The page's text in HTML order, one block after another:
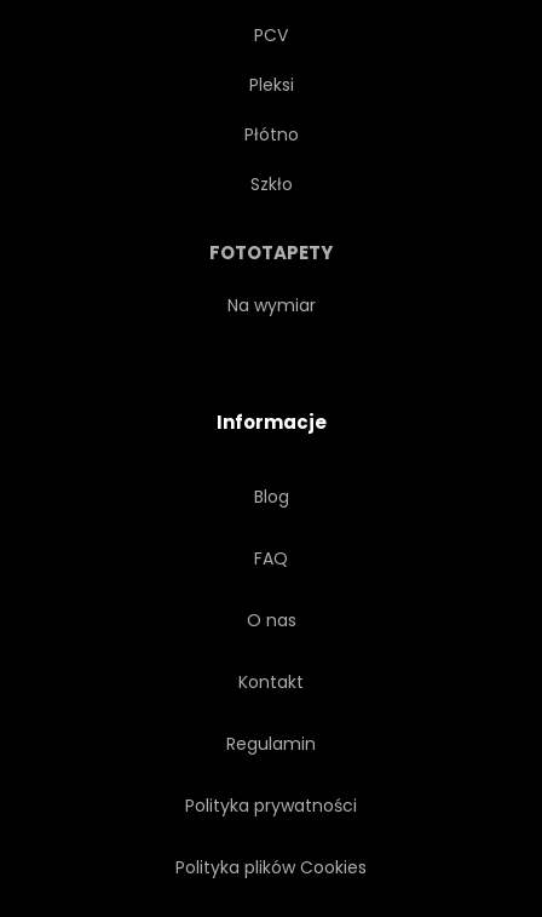
PCV
Pleksi
Płótno
Szkło
FOTOTAPETY
Na wymiar
Informacje
Blog
FAQ
O nas
Kontakt
Regulamin
Polityka prywatności
Polityka plików Cookies